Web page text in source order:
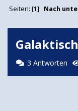
Seiten: [1] Nach
3 Antworten